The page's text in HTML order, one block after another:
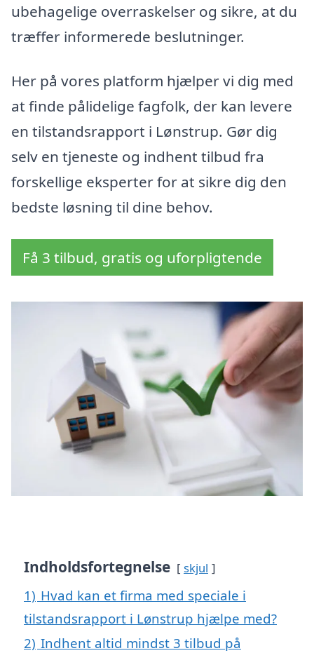
ubehagelige overraskelser og sikre, at du
træffer informerede beslutninger.
Her på vores platform hjælper vi dig med
at finde pålidelige fagfolk, der kan levere
en tilstandsrapport i Lønstrup. Gør dig
selv en tjeneste og indhent tilbud fra
forskellige eksperter for at sikre dig den
bedste løsning til dine behov.
Få 3 tilbud, gratis og uforpligtende
Indholdsfortegnelse skjul
1) Hvad kan et firma med speciale i
tilstandsrapport i Lønstrup hjælpe med?
2) Indhent altid mindst 3 tilbud på